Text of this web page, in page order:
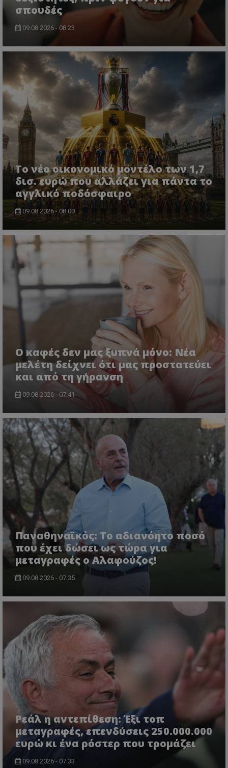
σπουδές
09.08.2026 - 08:23
Το νέο οικονομικό μοντέλο των 1,7
δισ. ευρώ που αλλάζει για πάντα το
αγγλικό ποδόσφαιρο
09.08.2026 - 08:00
Ο καφές δεν μας ξυπνά μόνο: Νέα
μελέτη δείχνει ότι μας προστατεύει
και από τη γήρανση
09.08.2026 - 07:41
Παναθηναϊκός: Το αδιανόητο ποσό
που έχει δώσει ως τώρα για
μεταγραφές ο Αλαφούζος!
09.08.2026 - 07:35
Ρεάλ η αντεπίθεση: Έξι τοπ
μεταγραφές, επενδύσεις 250.000.000
ευρώ κι ένα ρόστερ που τρομάζει
09.08.2026 - 07:33